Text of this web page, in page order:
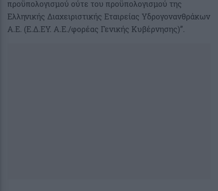
προϋπολογισμού ούτε του προϋπολογισμού της
Ελληνικής Διαχειριστικής Εταιρείας Υδρογονανθράκων
Α.Ε. (Ε.Δ.ΕΥ. Α.Ε./φορέας Γενικής Κυβέρνησης)”.